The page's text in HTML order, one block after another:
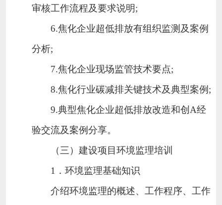
审核工作流程及要求说明;
6.焦化企业超低排放有组织监测及案例
分析;
7.焦化企业现场监管技术要点;
8.焦化行业碳减排关键技术及典型案例;
9.典型焦化企业超低排放改造和创 A经
验交流及案例分享。
（三）建设项目环境监理培训
1 ．环境监理基础知识
介绍环境监理的概述、工作程序、工作